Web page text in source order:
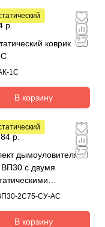
р.
коврик
1С
В корзину
р.
дымоуловителя
с двумя
75мм с
АС
2С75-СУ-АС
В корзину